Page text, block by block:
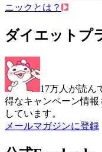
ニックとは？
ダイエットプ
17万人が読ん
得なキャンペーン情報
しています。
メールマガジンに登録